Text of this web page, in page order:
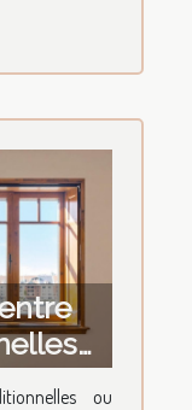
?
ou